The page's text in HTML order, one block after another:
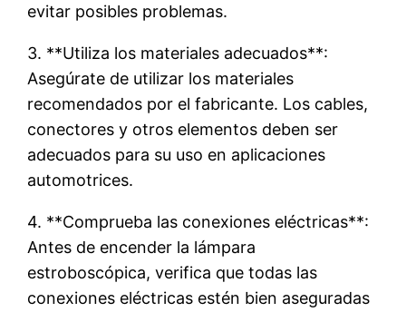
evitar posibles problemas.
3. **Utiliza los materiales adecuados**:
Asegúrate de utilizar los materiales
recomendados por el fabricante. Los cables,
conectores y otros elementos deben ser
adecuados para su uso en aplicaciones
automotrices.
4. **Comprueba las conexiones eléctricas**:
Antes de encender la lámpara
estroboscópica, verifica que todas las
conexiones eléctricas estén bien aseguradas